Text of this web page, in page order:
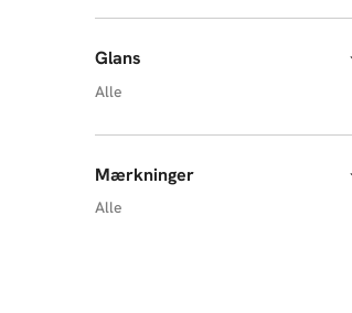
Glans
Alle
Mærkninger
Alle